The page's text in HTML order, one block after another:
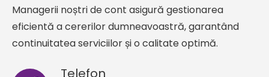
Managerii noștri de cont asigură gestionarea
eficientă a cererilor dumneavoastră, garantând
continuitatea serviciilor și o calitate optimă.
Telefon